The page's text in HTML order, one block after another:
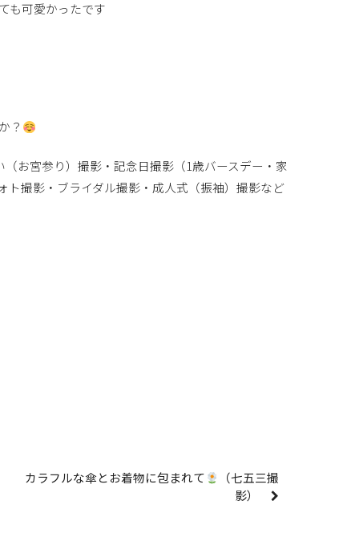
も可愛かったです
？
お宮参り）撮影・記念日撮影（1歳バースデー・家
撮影・ブライダル撮影・成人式（振袖）撮影など
カラフルな傘とお着物に包まれて
（七五三撮
影）